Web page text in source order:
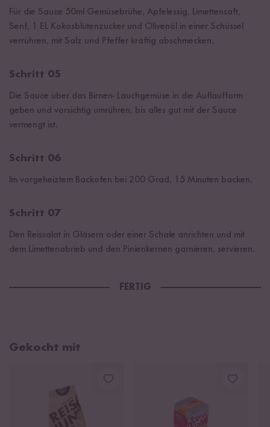
Für die Sauce 50ml Gemüsebrühe, Apfelessig, Limettensaft,
Senf, 1 EL Kokosblütenzucker und Olivenöl in einer Schüssel
verrühren, mit Salz und Pfeffer kräftig abschmecken.
Schritt 05
Die Sauce über das Birnen- Lauchgemüse in die Auflaufform
geben und vorsichtig umrühren, bis alles gut mit der Sauce
vermengt ist.
Schritt 06
Im vorgeheiztem Backofen bei 200 Grad, 15 Minuten backen.
Schritt 07
Den Reissalat in Gläsern oder einer Schale anrichten und mit
dem Limettenabrieb und den Pinienkernen garnieren, servieren.
FERTIG
Gekocht mit